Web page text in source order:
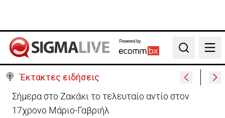
Powered by:
Search
Έκτακτες ειδήσεις
Κρίσιμα 16χρονος οδηγός ηλεκτρικού σκούτερ- Τον
παρέσυρε μεθυσμένος οδηγός